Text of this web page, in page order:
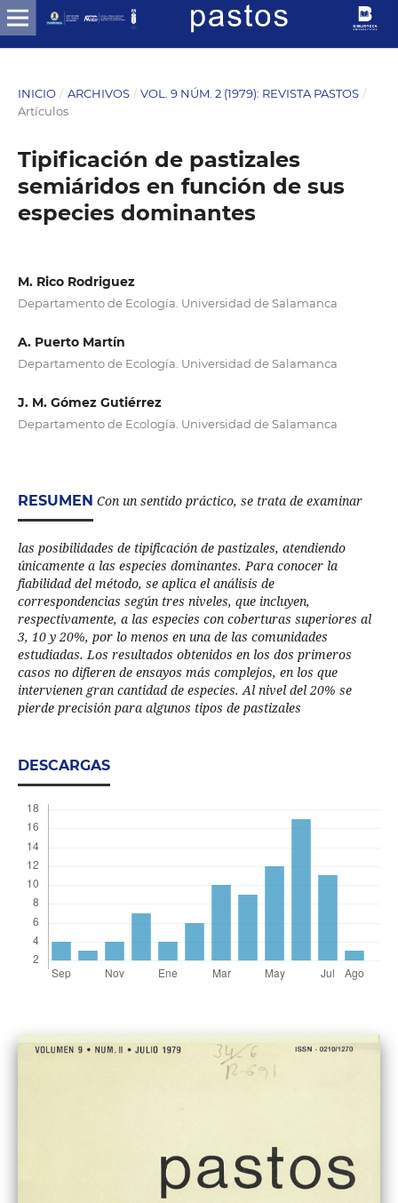
INICIO / ARCHIVOS / VOL. 9 NÚM. 2 (1979): REVISTA PASTOS /
Artículos
Tipificación de pastizales
semiáridos en función de sus
especies dominantes
M. Rico Rodriguez
Departamento de Ecología. Universidad de Salamanca
A. Puerto Martín
Departamento de Ecología. Universidad de Salamanca
J. M. Gómez Gutiérrez
Departamento de Ecología. Universidad de Salamanca
RESUMEN Con un sentido práctico, se trata de examinar
las posibilidades de tipificación de pastizales, atendiendo
únicamente a las especies dominantes. Para conocer la
fiabilidad del método, se aplica el análisis de
correspondencias según tres niveles, que incluyen,
respectivamente, a las especies con coberturas superiores al
3, 10 y 20%, por lo menos en una de las comunidades
estudiadas. Los resultados obtenidos en los dos primeros
casos no difieren de ensayos más complejos, en los que
intervienen gran cantidad de especies. Al nivel del 20% se
pierde precisión para algunos tipos de pastizales
DESCARGAS